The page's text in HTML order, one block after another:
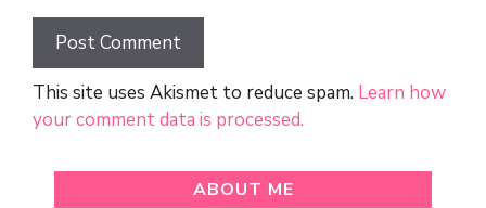
This site uses Akismet to reduce spam. Learn how
your comment data is processed.
ABOUT ME